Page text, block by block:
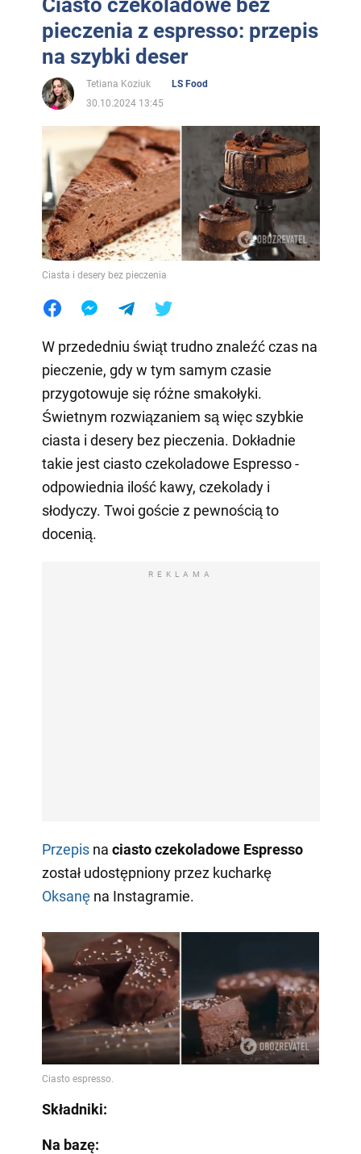
Ciasto czekoladowe bez
pieczenia z espresso: przepis
na szybki deser
Tetiana Koziuk
LS Food
30.10.2024 13:45
Ciasta i desery bez pieczenia
W przededniu świąt trudno znaleźć czas na
pieczenie, gdy w tym samym czasie
przygotowuje się różne smakołyki.
Świetnym rozwiązaniem są więc szybkie
ciasta i desery bez pieczenia. Dokładnie
takie jest ciasto czekoladowe Espresso -
odpowiednia ilość kawy, czekolady i
słodyczy. Twoi goście z pewnością to
docenią.
REKLAMA
Przepisna ciasto czekoladowe Espresso
został udostępniony przez kucharkę
Oksanęna Instagramie.
Składniki:
Na bazę: